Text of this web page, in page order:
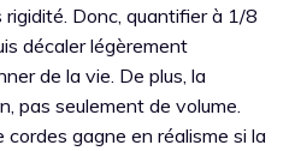
Donc, quantifier à 1/8
décaler légèrement
de la vie. De plus, la
pas seulement de volume.
gagne en réalisme si la